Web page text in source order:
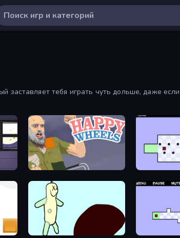
заставляет тебя играть чуть дольше, даже
Happy Wheels
Doodieman Voodoo